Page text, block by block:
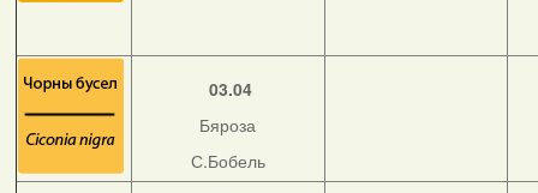
03.04
Бяроза
С.Бобель